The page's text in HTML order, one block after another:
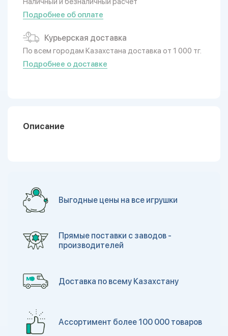
Подробнее об оплате
Курьерская доставка
По всем городам Казахстана доставка от 1 000 тг.
Подробнее о доставке
Описание
Выгодные цены на все игрушки
Прямые поставки с заводов -
производителей
Доставка по всему Казахстану
Ассортимент более 100 000 товаров